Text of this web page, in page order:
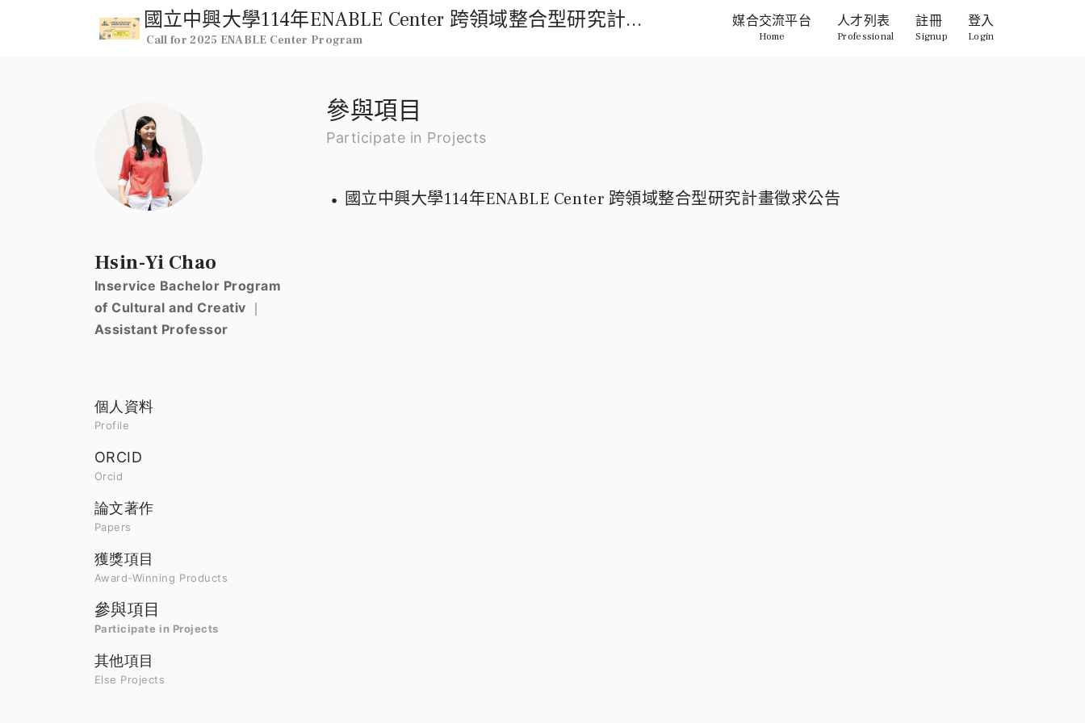
國立中興大學114年ENABLE Center 跨領域整合型研究計畫徵求公告
Call for 2025 ENABLE Center Program
媒合交流平台
Home
人才列表
Professional
註冊
Signup
登入
Login
Hsin-Yi Chao
Inservice Bachelor Program
of Cultural and Creativ ｜
Assistant Professor
個人資料
Profile
ORCID
Orcid
論文著作
Papers
獲獎項目
Award-Winning Products
參與項目
Participate in Projects
其他項目
Else Projects
參與項目
Participate in Projects
國立中興大學114年ENABLE Center 跨領域整合型研究計畫徵求公告